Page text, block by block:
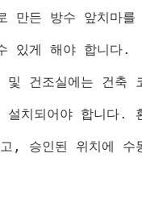
만든 방수 앞치마
있게 해야 합니다.
및 건조실에는 건축
치되어야 합니다.
, 승인된 위치에 수